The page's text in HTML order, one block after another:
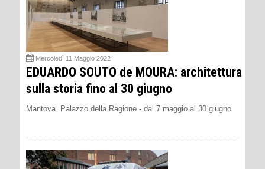
Mercoledì 11 Maggio 2022
EDUARDO SOUTO de MOURA: architettura
sulla storia fino al 30 giugno
Mantova, Palazzo della Ragione - dal 7 maggio al 30 giugno